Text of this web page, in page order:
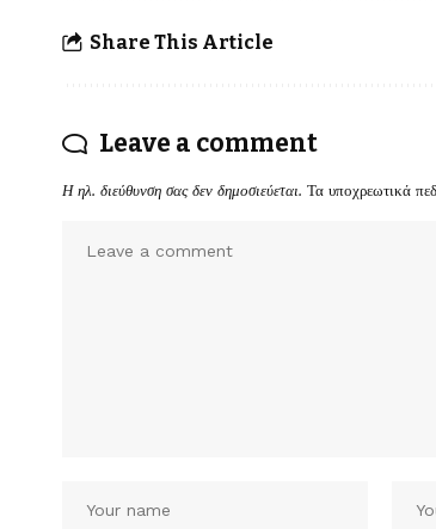
Share This Article
Leave a comment
Η ηλ. διεύθυνση σας δεν δημοσιεύεται. Τα υποχρεωτικά